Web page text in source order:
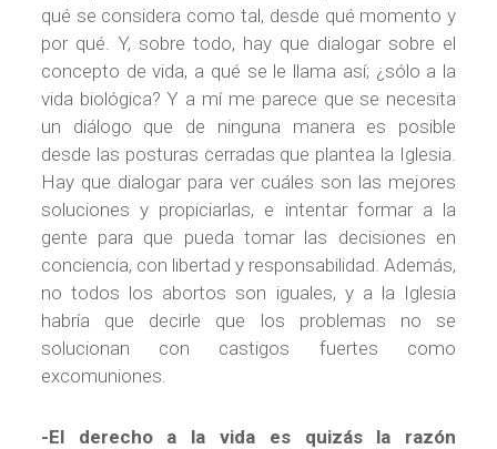
qué se considera como tal, desde qué momento y
por qué. Y, sobre todo, hay que dialogar sobre el
concepto de vida, a qué se le llama así; ¿sólo a la
vida biológica? Y a mí me parece que se necesita
un diálogo que de ninguna manera es posible
desde las posturas cerradas que plantea la Iglesia.
Hay que dialogar para ver cuáles son las mejores
soluciones y propiciarlas, e intentar formar a la
gente para que pueda tomar las decisiones en
conciencia, con libertad y responsabilidad. Además,
no todos los abortos son iguales, y a la Iglesia
habría que decirle que los problemas no se
solucionan con castigos fuertes como
excomuniones.
-El derecho a la vida es quizás la razón